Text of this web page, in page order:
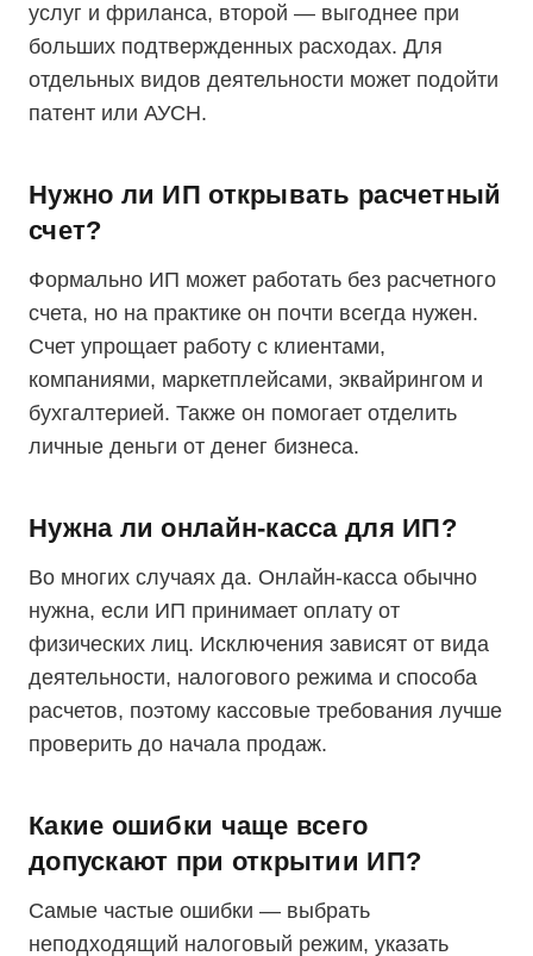
услуг и фриланса, второй — выгоднее при
больших подтвержденных расходах. Для
отдельных видов деятельности может подойти
патент или АУСН.
Нужно ли ИП открывать расчетный
счет?
Формально ИП может работать без расчетного
счета, но на практике он почти всегда нужен.
Счет упрощает работу с клиентами,
компаниями, маркетплейсами, эквайрингом и
бухгалтерией. Также он помогает отделить
личные деньги от денег бизнеса.
Нужна ли онлайн-касса для ИП?
Во многих случаях да. Онлайн-касса обычно
нужна, если ИП принимает оплату от
физических лиц. Исключения зависят от вида
деятельности, налогового режима и способа
расчетов, поэтому кассовые требования лучше
проверить до начала продаж.
Какие ошибки чаще всего
допускают при открытии ИП?
Самые частые ошибки — выбрать
неподходящий налоговый режим, указать